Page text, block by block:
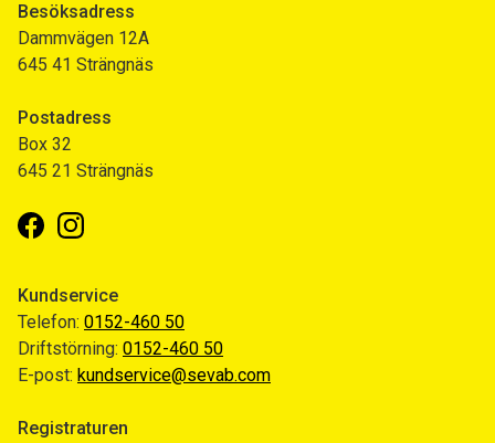
Besöksadress
Dammvägen 12A
645 41 Strängnäs
Postadress
Box 32
645 21 Strängnäs
FacebookInstagram
Kundservice
Telefon: 0152-460 50
Driftstörning: 0152-460 50
E-post: kundservice@sevab.com
Registraturen